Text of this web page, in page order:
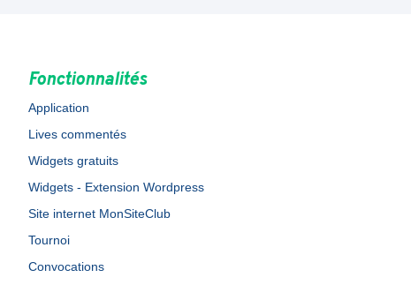
Fonctionnalités
Application
Lives commentés
Widgets gratuits
Widgets - Extension Wordpress
Site internet MonSiteClub
Tournoi
Convocations